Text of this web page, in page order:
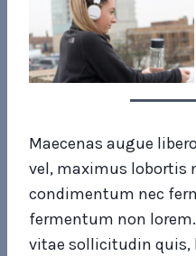
Maecenas augue
vel, maximus lobortis
condimentum nec
fermentum non
vitae sollicitudin quis,